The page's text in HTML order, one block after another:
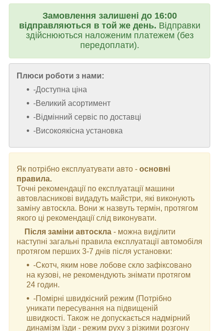
Замовлення залишені до 16:00
відправляються в той же день. Відправки
здійснюються наложеним платежем (без
передоплати).
Плюси роботи з нами:
-Доступна ціна
-Великий асортимент
-Відмінний сервіс по доставці
-Високоякісна установка
Як потрібно експлуатувати авто - основні
правила.
Точні рекомендації по експлуатації машини
автовласникові видадуть майстри, які виконують
заміну автоскла. Вони ж назвуть термін, протягом
якого ці рекомендації слід виконувати.
Після заміни автоскла - можна виділити
наступні загальні правила експлуатації автомобіля
протягом перших 3-7 днів після установки:
-Скотч, яким нове лобове скло зафіксовано
на кузові, не рекомендують знімати протягом
24 годин.
-Помірні швидкісний режим (Потрібно
уникати пересування на підвищеній
швидкості. Також не допускається надмірний
динамізм їзди - режим руху з різкими розгону